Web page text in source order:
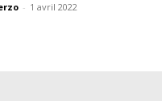
- 1 avril 2022